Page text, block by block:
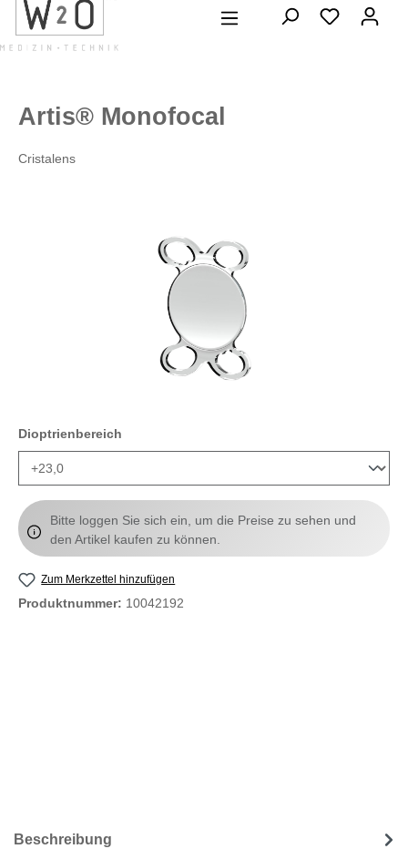
springen
Artis® Monofocal
Cristalens
Dioptrienbereich
Bitte loggen Sie sich ein, um die Preise zu sehen und
den Artikel kaufen zu können.
Zum Merkzettel hinzufügen
Produktnummer: 10042192
Beschreibung